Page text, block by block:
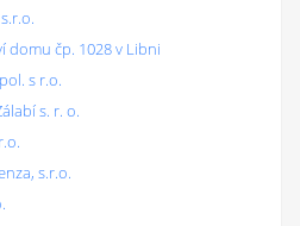
domu čp. 1028 v Libni
s r.o.
s. r. o.
s.r.o.